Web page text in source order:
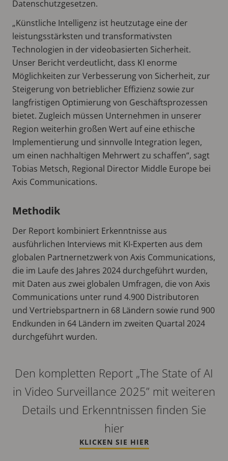
Datenschutzgesetzen.
„Künstliche Intelligenz ist heutzutage eine der
leistungsstärksten und transformativsten
Technologien in der videobasierten Sicherheit.
Unser Bericht verdeutlicht, dass KI enorme
Möglichkeiten zur Verbesserung von Sicherheit, zur
Steigerung von betrieblicher Effizienz sowie zur
langfristigen Optimierung von Geschäftsprozessen
bietet. Zugleich müssen Unternehmen in unserer
Region weiterhin großen Wert auf eine ethische
Implementierung und sinnvolle Integration legen,
um einen nachhaltigen Mehrwert zu schaffen“, sagt
Tobias Metsch, Regional Director Middle Europe bei
Axis Communications.
Methodik
Der Report kombiniert Erkenntnisse aus
ausführlichen Interviews mit KI-Experten aus dem
globalen Partnernetzwerk von Axis Communications,
die im Laufe des Jahres 2024 durchgeführt wurden,
mit Daten aus zwei globalen Umfragen, die von Axis
Communications unter rund 4.900 Distributoren
und Vertriebspartnern in 68 Ländern sowie rund 900
Endkunden in 64 Ländern im zweiten Quartal 2024
durchgeführt wurden.
Den kompletten Report „The State of AI
in Video Surveillance 2025” mit weiteren
Details und Erkenntnissen finden Sie
hier
KLICKEN SIE HIER